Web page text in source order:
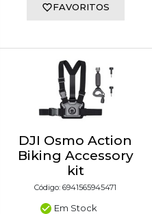
FAVORITOS
DJI Osmo Action
Biking Accessory
kit
Código: 6941565945471
Em Stock